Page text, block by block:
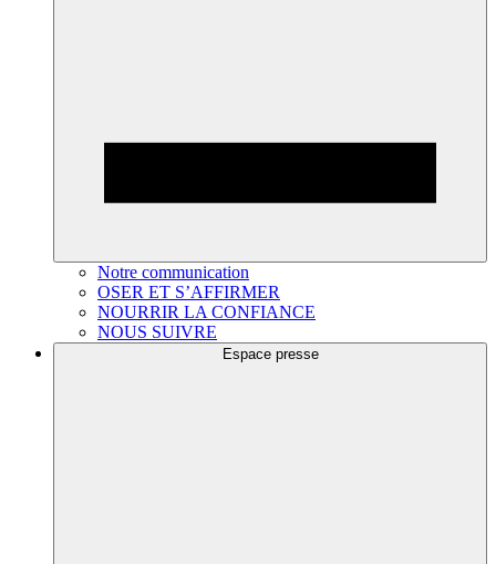
Notre communication
OSER ET S’AFFIRMER
NOURRIR LA CONFIANCE
NOUS SUIVRE
Espace presse